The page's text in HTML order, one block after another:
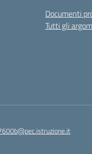
Documenti
Tutti gli